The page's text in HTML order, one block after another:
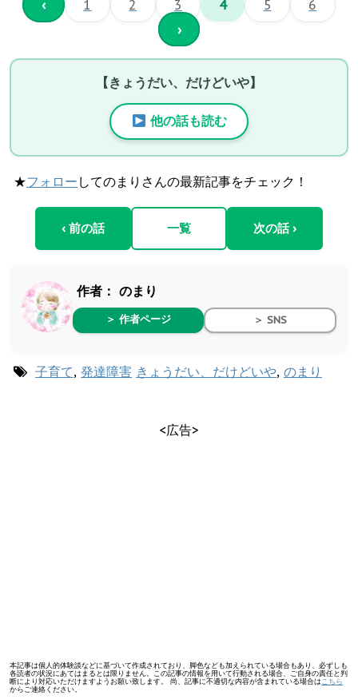
‹ 1 2 3 4 5
6
›
【きょうだい、だけどいや】
他の話も読む
★フォロー してのまりさんの最新記事をチェック！
‹ 前の話 一覧 次の話 ›
作者： のまり
＞ 作者ページ ＞ SNS
子育て, 発達障害 きょうだい、だけどいや, のまり
<広告>
本記事は個人的体験談などに基づいて作成されており、脚色なども加えられている場合もあり、必ずしも
各読者の状況にあてはまるとは限りません。この記事の情報を用いて行動される場合、ご自身の責任と判
断により対応いただけますようお願い致します。 尚、記事に不適切な内容が含まれている場合は こちら
からご連絡ください。